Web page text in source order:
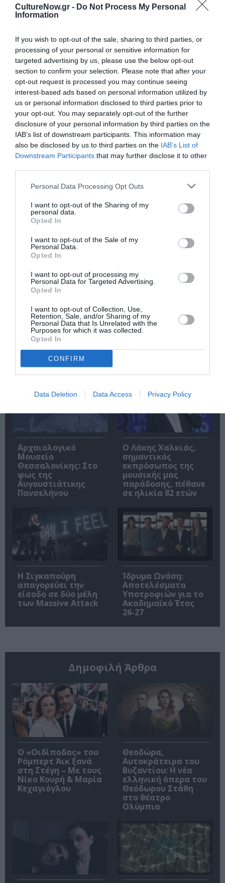
CultureNow.gr - Do Not Process My Personal
Information
If you wish to opt-out of the sale, sharing to third parties, or
processing of your personal or sensitive information for
targeted advertising by us, please use the below opt-out
section to confirm your selection. Please note that after your
opt-out request is processed you may continue seeing
interest-based ads based on personal information utilized by
us or personal information disclosed to third parties prior to
your opt-out. You may separately opt-out of the further
disclosure of your personal information by third parties on the
IAB’s list of downstream participants. This information may
also be disclosed by us to third parties on the IAB’s List of
Downstream Participants that may further disclose it to other
Personal Data Processing Opt Outs
I want to opt-out of the Sharing of my
personal data.
Opted In
I want to opt-out of the Sale of my
Personal Data.
Opted In
I want to opt-out of processing my
Personal Data for Targeted Advertising.
Opted In
I want to opt-out of Collection, Use,
Retention, Sale, and/or Sharing of my
Personal Data that Is Unrelated with the
Purposes for which it was collected.
Opted In
CONFIRM
Data Deletion Data Access Privacy Policy
επίσημη ιστοσελίδα noemagreece.com
Ακολουθήστε το Culturenow.gr στο
Google News
μάθετε πρώτοι όλες τις ειδήσεις
Δείτε όλα τατελευταία νέα για την Τέχνη και τον
Πολιτισμό στο Culturenow.gr
Νέοι Διαγωνισμοί❯
Tags
ΑΡΧΙΤΕΚΤΟΝΙΚΗ - DESIGN ΒΑΝΑ ΞΕΝΟΥ
ΠΡΟΣΚΛΗΣΕΙΣ ΕΝΔΙΑΦΕΡΟΝΤΟΣ
Newsletter
την Τέχνη και τον Πολιτισμό!
Ακολουθήστε το Culturenow.gr
Σχετικά Άρθρα
Αρχαιολογικό
Μουσείο
Θεσσαλονίκης: Στο
φως της
Αυγουστιάτικης
Πανσελήνου
Ο Λάκης Χαλκιάς,
σημαντικός
εκπρόσωπος της
μουσικής μας
παράδοσης, πέθανε
σε ηλικία 82 ετών
Η Σιγκαπούρη
απαγορεύει την
είσοδο σε δύο μέλη
των Massive Attack
Ίδρυμα Ωνάση:
Αποτελέσματα
Υποτροφιών για το
Ακαδημαϊκό Έτος
26-27
Δημοφιλή Άρθρα
O «Οιδίποδας» του
Ρόμπερτ Άικ ξανά
στη Στέγη – Με τους
Νίκο Κουρή & Μαρία
Κεχαγιόγλου
Θεοδώρα,
Αυτοκράτειρα του
Βυζαντίου: Η νέα
ελληνική όπερα του
Θεόδωρου Στάθη
στο θέατρο
Ολύμπια